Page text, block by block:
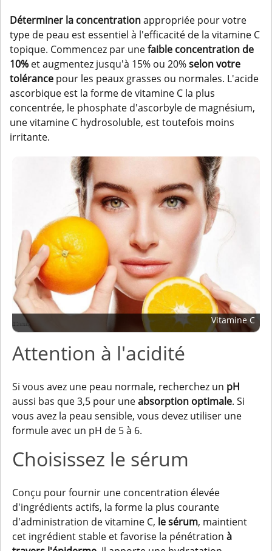
Déterminer la concentrationappropriée pour votre
type de peau est essentiel à l'efficacité de la vitamine C
topique. Commencez par unefaible concentration de
10% et augmentez jusqu'à 15% ou 20%selon votre
tolérance pour les peaux grasses ou normales. L'acide
ascorbique est la forme de vitamine C la plus
concentrée, le phosphate d'ascorbyle de magnésium,
une vitamine C hydrosoluble, est toutefois moins
irritante.
Vitamine C
Attention à l'acidité
Si vous avez une peau normale, recherchez un pH
aussi bas que 3,5 pour uneabsorption optimale. Si
vous avez la peau sensible, vous devez utiliser une
formule avec un pH de 5 à 6.
Choisissez le sérum
Conçu pour fournir une concentration élevée
d'ingrédients actifs, la forme la plus courante
d'administration de vitamine C, le sérum, maintient
cet ingrédient stable et favorise la pénétrationà